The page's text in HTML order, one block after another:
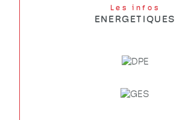
Les infos
ENERGETIQUES